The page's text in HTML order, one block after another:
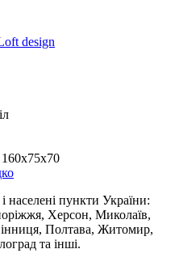
design
160х75х70
населені пункти України:
Херсон, Миколаїв,
Полтава, Житомир,
та інші.